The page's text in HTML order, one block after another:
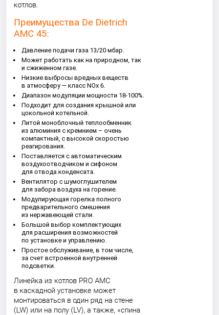
котлов.
Преимущества De Dietrich
AMC 45:
Давление подачи газа 13/20 мбар.
Может работать как на природном, так
и сжиженном газе.
Низкие выбросы вредных веществ
в атмосферу — класс NOx 6.
Диапазон модуляции мощности 18-100%.
Подходит для создания крышной или
цокольной котельной.
Литой моноблочный теплообменник
из алюминия с кремнием – очень
компактный, с высокой скоростью
реагирования.
Поставляется с автоматическим
воздухоотводчиком и сифоном
для отвода конденсата.
Вентилятор с шумоглушителем
для забора воздуха на горение.
Модулирующая горелка полного
предварительного смешения
из нержавеющей стали.
Большой выбор комплектующих
для расширения возможностей
по установке и управлению.
Простое обслуживание, в том числе,
за счет встроенной внутренней
подсветки.
Линейка из котлов PRO AMC
в каскадной установке может
монтироваться в один ряд на стене
(LW) или на полу (LV), а также, «спина